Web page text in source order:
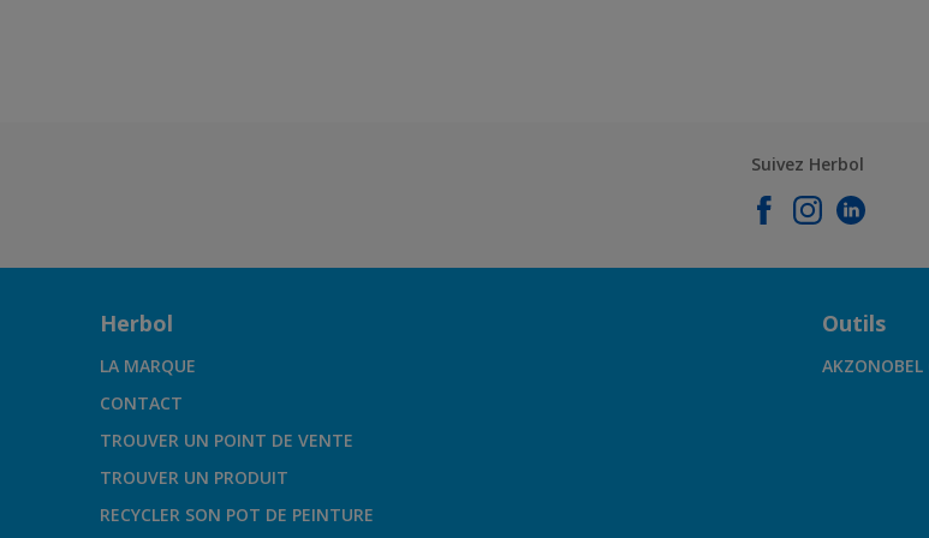
Suivez Herbol
Herbol
LA MARQUE
CONTACT
TROUVER UN POINT DE VENTE
TROUVER UN PRODUIT
RECYCLER SON POT DE PEINTURE
Outils
AKZONOBEL